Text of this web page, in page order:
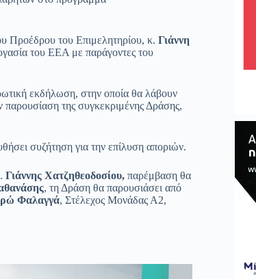
Προέδρου του Επιμελητηρίου, κ. Γιάννη
του ΕΕΑ με παράγοντες του
εκδήλωση, στην οποία θα λάβουν
παρουσίαση της συγκεκριμένης Δράσης,
συζήτηση για την επίλυση αποριών.
Γιάννης Χατζηθεοδοσίου, παρέμβαση θα
, τη Δράση θα παρουσιάσει από
Φαλαγγά, Στέλεχος Μονάδας Α2,